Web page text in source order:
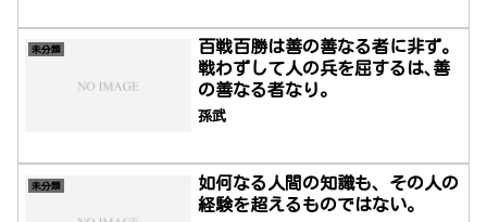
when he does not do things
quickly. Yet he does not know what
to do with...
未分類
百戦百勝は善の善なる者に非ず。
戦わずして人の兵を屈するは､善
の善なる者なり。
孫武
未分類
如何なる人間の知識も、その人の
経験を超えるものではない。